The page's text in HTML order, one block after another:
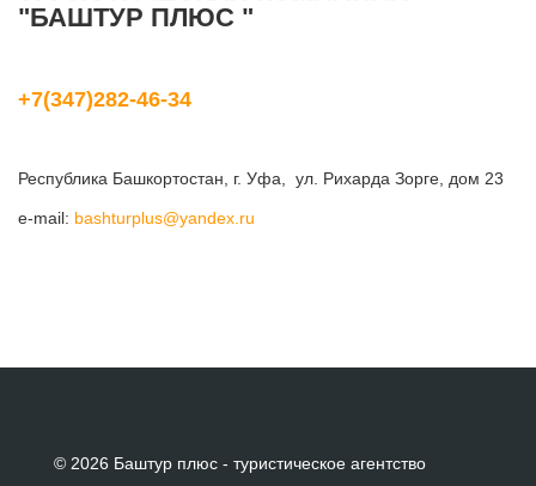
"БАШТУР ПЛЮС "
+7(347)282-46-34
Республика Башкортостан, г. Уфа, ул. Рихарда Зорге, дом 23
e-mail: bashturplus@yandex.ru
© 2026 Баштур плюс - туристическое агентство